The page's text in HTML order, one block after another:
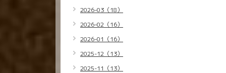
2026-03（18）
2026-02（16）
2026-01（16）
2025-12（13）
2025-11（13）